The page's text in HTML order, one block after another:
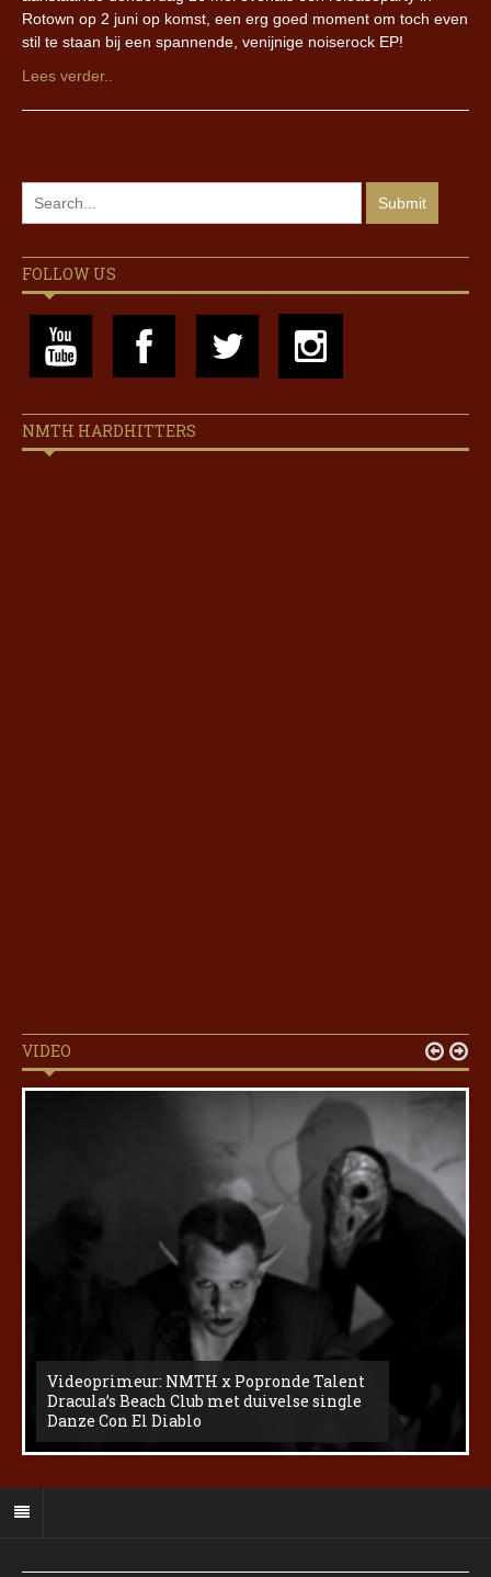
Rotown op 2 juni op komst, een erg goed moment om toch even
stil te staan bij een spannende, venijnige noiserock EP!
Lees verder..
FOLLOW US
NMTH HARDHITTERS
VIDEO
Videoprimeur: NMTH x Popronde Talent
Dracula’s Beach Club met duivelse single
Danze Con El Diablo
 